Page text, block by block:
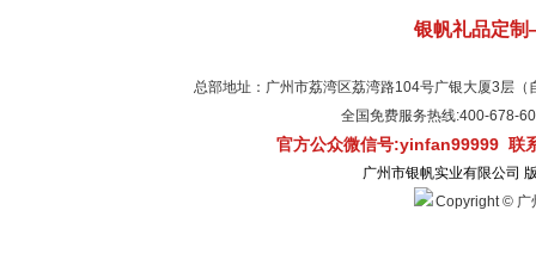
银帆礼品定
总部地址：广州市荔湾区荔湾路104号广银大厦3层
全国免费服务热线:400-
官方公众微信号:yinfan99999 联
广州市银帆实业有限公司
Copyright © 广